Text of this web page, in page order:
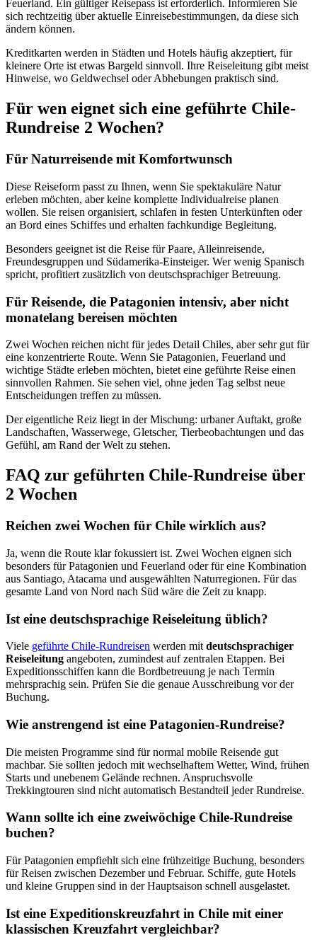
Feuerland. Ein gültiger Reisepass ist erforderlich. Informieren Sie
sich rechtzeitig über aktuelle Einreisebestimmungen, da diese sich
ändern können.
Kreditkarten werden in Städten und Hotels häufig akzeptiert, für
kleinere Orte ist etwas Bargeld sinnvoll. Ihre Reiseleitung gibt meist
Hinweise, wo Geldwechsel oder Abhebungen praktisch sind.
Für wen eignet sich eine geführte Chile-
Rundreise 2 Wochen?
Für Naturreisende mit Komfortwunsch
Diese Reiseform passt zu Ihnen, wenn Sie spektakuläre Natur
erleben möchten, aber keine komplette Individualreise planen
wollen. Sie reisen organisiert, schlafen in festen Unterkünften oder
an Bord eines Schiffes und erhalten fachkundige Begleitung.
Besonders geeignet ist die Reise für Paare, Alleinreisende,
Freundesgruppen und Südamerika-Einsteiger. Wer wenig Spanisch
spricht, profitiert zusätzlich von deutschsprachiger Betreuung.
Für Reisende, die Patagonien intensiv, aber nicht
monatelang bereisen möchten
Zwei Wochen reichen nicht für jedes Detail Chiles, aber sehr gut für
eine konzentrierte Route. Wenn Sie Patagonien, Feuerland und
wichtige Städte erleben möchten, bietet eine geführte Reise einen
sinnvollen Rahmen. Sie sehen viel, ohne jeden Tag selbst neue
Entscheidungen treffen zu müssen.
Der eigentliche Reiz liegt in der Mischung: urbaner Auftakt, große
Landschaften, Wasserwege, Gletscher, Tierbeobachtungen und das
Gefühl, am Rand der Welt zu stehen.
FAQ zur geführten Chile-Rundreise über
2 Wochen
Reichen zwei Wochen für Chile wirklich aus?
Ja, wenn die Route klar fokussiert ist. Zwei Wochen eignen sich
besonders für Patagonien und Feuerland oder für eine Kombination
aus Santiago, Atacama und ausgewählten Naturregionen. Für das
gesamte Land von Nord nach Süd wäre die Zeit zu knapp.
Ist eine deutschsprachige Reiseleitung üblich?
Viele geführte Chile-Rundreisen werden mit deutschsprachiger
Reiseleitung angeboten, zumindest auf zentralen Etappen. Bei
Expeditionsschiffen kann die Bordbetreuung je nach Termin
mehrsprachig sein. Prüfen Sie die genaue Ausschreibung vor der
Buchung.
Wie anstrengend ist eine Patagonien-Rundreise?
Die meisten Programme sind für normal mobile Reisende gut
machbar. Sie sollten jedoch mit wechselhaftem Wetter, Wind, frühen
Starts und unebenem Gelände rechnen. Anspruchsvolle
Trekkingtouren sind nicht automatisch Bestandteil jeder Rundreise.
Wann sollte ich eine zweiwöchige Chile-Rundreise
buchen?
Für Patagonien empfiehlt sich eine frühzeitige Buchung, besonders
für Reisen zwischen Dezember und Februar. Schiffe, gute Hotels
und kleine Gruppen sind in der Hauptsaison schnell ausgelastet.
Ist eine Expeditionskreuzfahrt in Chile mit einer
klassischen Kreuzfahrt vergleichbar?